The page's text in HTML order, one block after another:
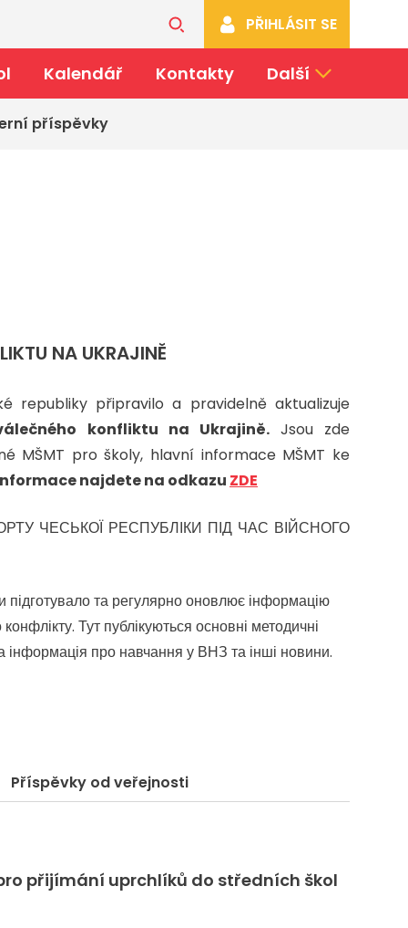
PŘIHLÁSIT SE
Kalendář Kontakty Další
příspěvky
NA UKRAJINĚ
republiky připravilo a pravidelně aktualizuje
konfliktu na Ukrajině. Jsou zde
MŠMT pro školy, hlavní informace MŠMT ke
najdete na odkazu ZDE
ЧЕСЬКОЇ РЕСПУБЛІКИ ПІД ЧАС ВІЙСНОГО
підготувало та регулярно оновлює інформацію
Тут публікуються основні методичні
інформація про навчання у ВНЗ та інші новини.
Příspěvky od veřejnosti
přijímání uprchlíků do středních škol